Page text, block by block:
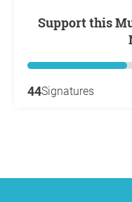
Support this Mural on Georgia Ave
44Signatures